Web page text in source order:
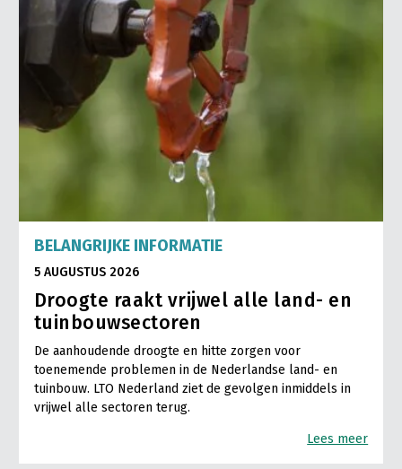
BELANGRIJKE INFORMATIE
5 AUGUSTUS 2026
Droogte raakt vrijwel alle land- en
tuinbouwsectoren
De aanhoudende droogte en hitte zorgen voor
toenemende problemen in de Nederlandse land- en
tuinbouw. LTO Nederland ziet de gevolgen inmiddels in
vrijwel alle sectoren terug.
Lees meer